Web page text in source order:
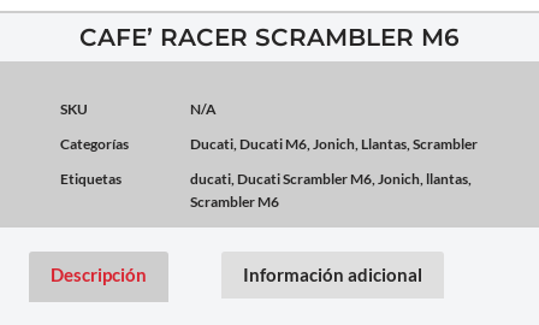
CAFE’ RACER SCRAMBLER M6
SKU
N/A
Categorías
Ducati Ducati M6 Jonich Llantas Scrambler
Etiquetas
ducati Ducati Scrambler M6 Jonich llantas
Scrambler M6
Descripción Información adicional